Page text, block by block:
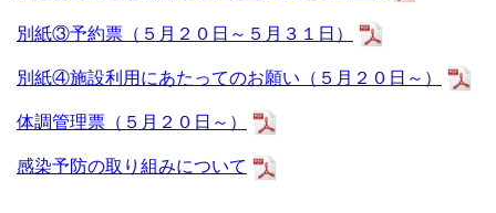
別紙③予約票（５月２０日～５月３１日）
別紙④施設利用にあたってのお願い（５月２０日～）
体調管理票（５月２０日～）
感染予防の取り組みについて